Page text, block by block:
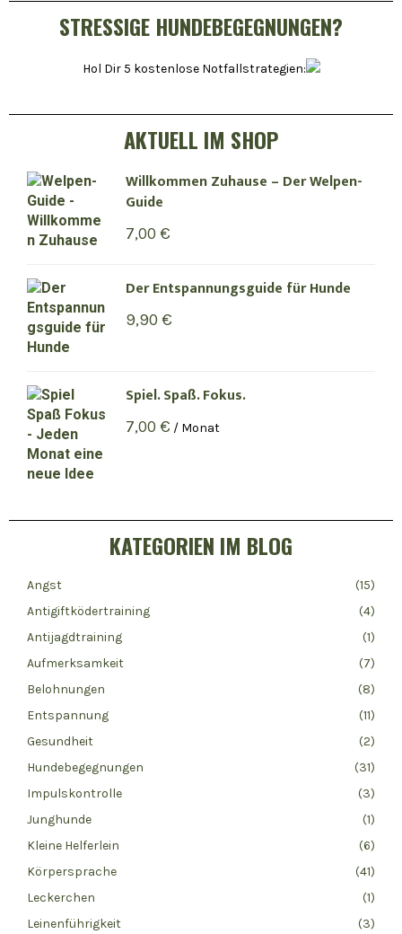
STRESSIGE HUNDEBEGEGNUNGEN?
Hol Dir 5 kostenlose Notfallstrategien:
AKTUELL IM SHOP
Willkommen Zuhause – Der Welpen-
Guide
7,00 €
Der Entspannungsguide für Hunde
9,90 €
Spiel. Spaß. Fokus.
7,00 € / Monat
KATEGORIEN IM BLOG
Angst
(15)
Antigiftködertraining
(4)
Antijagdtraining
(1)
Aufmerksamkeit
(7)
Belohnungen
(8)
Entspannung
(11)
Gesundheit
(2)
Hundebegegnungen
(31)
Impulskontrolle
(3)
Junghunde
(1)
Kleine Helferlein
(6)
Körpersprache
(41)
Leckerchen
(1)
Leinenführigkeit
(3)